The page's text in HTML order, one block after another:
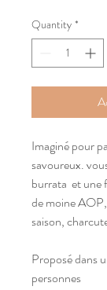
Quantity *
Imaginé pour
savoureux.
burrata et une
de moine
saison,
Proposé dans
personnes